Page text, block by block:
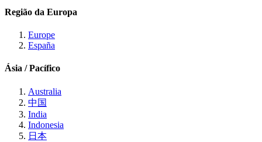
Região da Europa
Europe
España
Ásia / Pacífico
Australia
中国
India
Indonesia
日本